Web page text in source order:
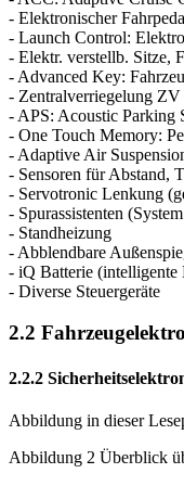
- Elektronischer
- Launch Control:
- Elektr. verstellb. Sitze,
- Advanced Key:
- Zentralverriegelung ZV
- APS: Acoustic Parking
- One Touch Memory:
- Adaptive Air
- Sensoren für Abstand,
- Servotronic Lenkung
- Spurassistenten
- Standheizung
- Abblendbare
- iQ Batterie (intelligente
- Diverse Steuergeräte
2.2
2.2.2
Abbildung in dieser
Abbildung 2 Überblick